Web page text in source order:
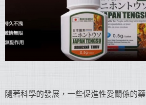
隨著科學的發展，一些促進性愛關係的